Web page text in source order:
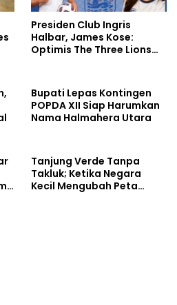
Presiden Club Ingris
Halbar, James Kose:
Optimis The Three Lions
Bupati Lepas Kontingen
POPDA XII Siap Harumkan
Nama Halmahera Utara
Tanjung Verde Tanpa
Takluk; Ketika Negara
Kecil Mengubah Peta